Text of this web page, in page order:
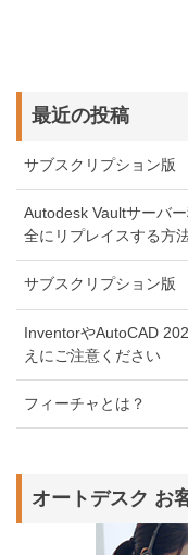
最近の投稿
サブスクリプション版
Autodesk Vaultサーバ
全にリプレイスする方
サブスクリプション版
InventorやAutoCAD
えにご注意ください
フィーチャとは？
オートデスク お